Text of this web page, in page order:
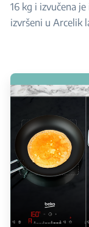
16 kg i izvučena
izvršeni u Arcelik